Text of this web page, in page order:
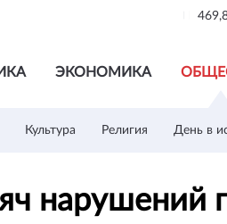
ЭКОНОМИКА
Культура Религия День в
нарушений